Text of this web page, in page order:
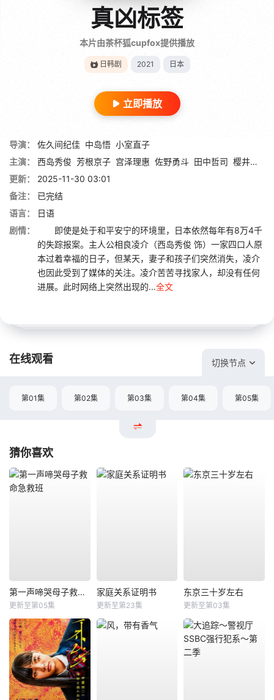
真凶标签
本片由茶杯狐cupfox提供播放
日韩剧 2021 日本
立即播放
导演： 佐久间纪佳 中岛悟 小室直子
主演：
西岛秀俊 芳根京子 宫泽理惠 佐野勇斗 田中哲司 樱井由纪
更新：
2025-11-30 03:01
备注：
已完结
语言：
日语
剧情：
即使是处于和平安宁的环境里，日本依然每年有8万4千
的失踪报案。主人公相良凌介（西岛秀俊 饰）一家四口人原
本过着幸福的日子，但某天，妻子和孩子们突然消失，凌介
也因此受到了媒体的关注。凌介苦苦寻找家人，却没有任何
进展。此时网络上突然出现的...全文
在线观看 切换节点
第01集 第02集 第03集 第04集 第05集
猜你喜欢
第一声啼哭母子救命急救班
更新至第05集
家庭关系证明书
更新至第23集
东京三十岁左右
更新至第03集